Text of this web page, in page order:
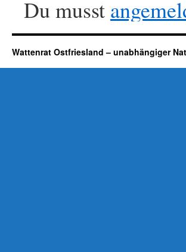
Du musst
Wattenrat Ostfriesland – unabhängiger